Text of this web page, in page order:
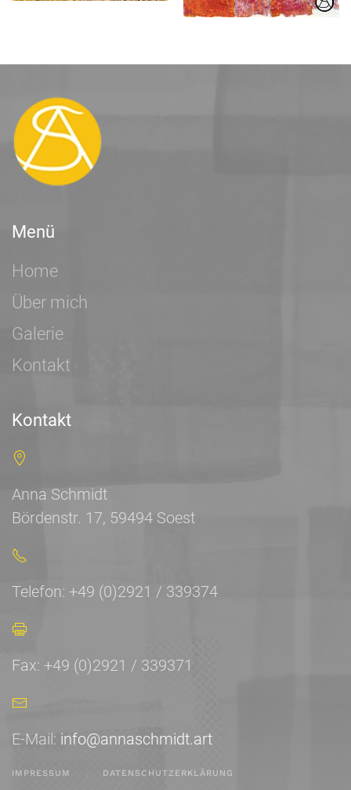
Menü
Home
Über mich
Galerie
Kontakt
Kontakt
Anna Schmidt
Bördenstr. 17, 59494 Soest
Telefon: +49 (0)2921 / 339374
Fax: +49 (0)2921 / 339371
E-Mail: info@annaschmidt.art
IMPRESSUM DATENSCHUTZERKLÄRUNG